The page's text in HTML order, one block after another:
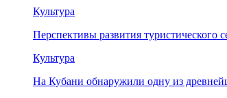
Культура
Перспективы развития туристического
Культура
На Кубани обнаружили одну из